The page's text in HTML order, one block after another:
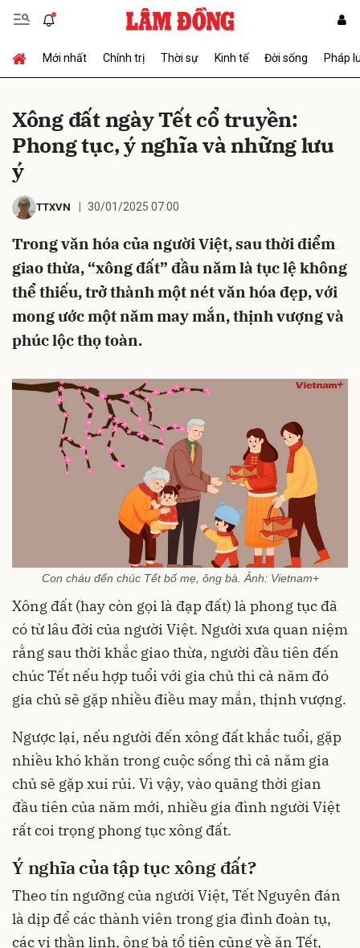
Mới nhất Chính trị Thời sự Kinh tế Đời sống Pháp
Xông đất ngày Tết cổ truyền:
Phong tục, ý nghĩa và những lưu
ý
TTXVN 30/01/2025 07:00
Trong văn hóa của người Việt, sau thời điểm
giao thừa, “xông đất” đầu năm là tục lệ không
thể thiếu, trở thành một nét văn hóa đẹp, với
mong ước một năm may mắn, thịnh vượng và
phúc lộc thọ toàn.
Con cháu đến chúc Tết bố mẹ, ông bà. Ảnh: Vietnam+
Xông đất (hay còn gọi là đạp đất) là phong tục đã
có từ lâu đời của người Việt. Người xưa quan niệm
rằng sau thời khắc giao thừa, người đầu tiên đến
chúc Tết nếu hợp tuổi với gia chủ thì cả năm đó
gia chủ sẽ gặp nhiều điều may mắn, thịnh vượng.
Ngược lại, nếu người đến xông đất khắc tuổi, gặp
nhiều khó khăn trong cuộc sống thì cả năm gia
chủ sẽ gặp xui rủi. Vì vậy, vào quãng thời gian
đầu tiên của năm mới, nhiều gia đình người Việt
rất coi trọng phong tục xông đất.
Ý nghĩa của tập tục xông đất?
Theo tín ngưỡng của người Việt, Tết Nguyên đán
là dịp để các thành viên trong gia đình đoàn tụ,
các vị thần linh, ông bà tổ tiên cũng về ăn Tết,
Gửi bình luận
Hủy Gửi